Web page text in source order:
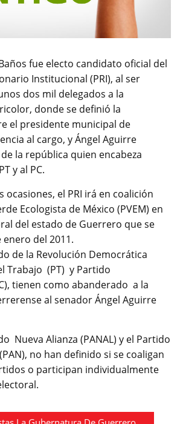
fue electo candidato oficial del
Institucional (PRI), al ser
dos mil delegados a la
donde se definió la
el presidente municipal de
al cargo, y Ángel Aguirre
la república quien encabeza
y al PC.
ocasiones, el PRI irá en coalición
Ecologista de México (PVEM) en
del estado de Guerrero que se
enero del 2011.
de la Revolución Democrática
Trabajo (PT) y Partido
tienen como abanderado a la
al senador Ángel Aguirre
Nueva Alianza (PANAL) y el Partido
no han definido si se coaligan
o participan individualmente